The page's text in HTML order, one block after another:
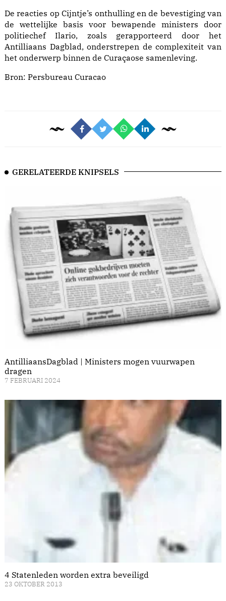
De reacties op Cijntje’s onthulling en de bevestiging van
de wettelijke basis voor bewapende ministers door
politiechef Ilario, zoals gerapporteerd door het
Antilliaans Dagblad, onderstrepen de complexiteit van
het onderwerp binnen de Curaçaose samenleving.
Bron: Persbureau Curacao
GERELATEERDE KNIPSELS
AntilliaansDagblad | Ministers mogen vuurwapen
dragen
7 FEBRUARI 2024
4 Statenleden worden extra beveiligd
23 OKTOBER 2013